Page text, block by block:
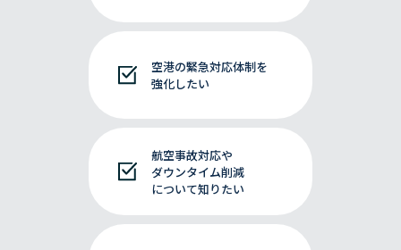
空港の緊急対応体制を
強化したい
航空事故対応や
ダウンタイム削減
について知りたい